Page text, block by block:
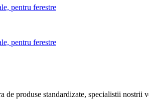
pentru ferestre
pentru ferestre
de produse standardizate, specialistii nostrii